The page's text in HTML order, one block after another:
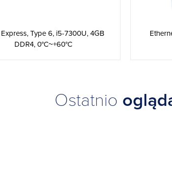
Type 6, i5-7300U, 4GB
DDR4, 0°C~+60°C
Ostatnio